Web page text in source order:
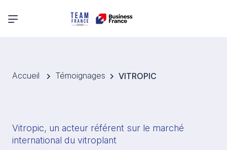
Menu principal
Accueil Témoignages VITROPIC
Vitropic, un acteur référent sur le marché
international du vitroplant